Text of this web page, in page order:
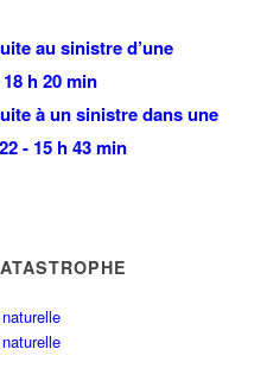
au sinistre d’une
h 20 min
à un sinistre dans une
- 15 h 43 min